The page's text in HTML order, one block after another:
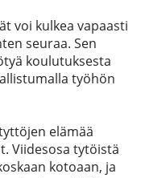
voi kulkea vapaasti
seuraa. Sen
koulutuksesta
työhön
elämää
Viidesosa tytöistä
kotoaan, ja